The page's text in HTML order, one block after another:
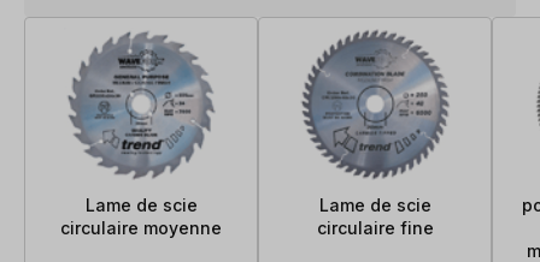
Lame de scie
circulaire moyenne
Lame de scie
circulaire fine